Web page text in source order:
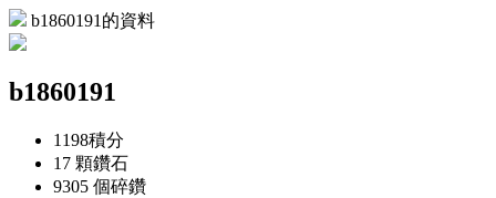
b1860191的資料
b1860191
1198積分
17 顆鑽石
9305 個碎鑽